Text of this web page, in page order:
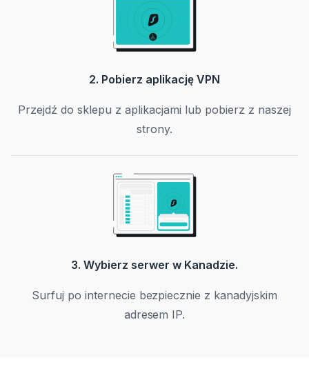
2. Pobierz aplikację VPN
Przejdź do sklepu z aplikacjami lub pobierz z naszej
strony.
3. Wybierz serwer w Kanadzie.
Surfuj po internecie bezpiecznie z kanadyjskim
adresem IP.